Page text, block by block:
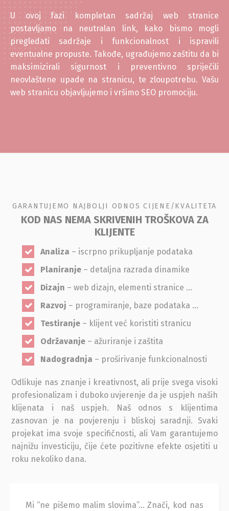
U ovoj fazi kompletan sadržaj web stranice
postavljamo na neutralan link, kako bismo mogli
pregledati sadržaje i funkcionalnost i ispravili
eventualne propuste. Takođe, ugrađujemo zaštitu da bi
maksimizirali sigurnost i preventivno spriječili
neovlaštene upade na stranicu, te zloupotrebu. Vašu
web stranicu objavljujemo i vršimo SEO promociju.
GARANTUJEMO NAJBOLJI ODNOS CIJENE/KVALITETA
KOD NAS NEMA SKRIVENIH TROŠKOVA ZA
KLIJENTE
Analiza – iscrpno prikupljanje podataka
Planiranje– detaljna razrada dinamike
Dizajn – web dizajn, elementi stranice …
Razvoj – programiranje, baze podataka …
Testiranje– klijent već koristiti stranicu
Održavanje– ažuriranje i zaštita
Nadogradnja – proširivanje funkcionalnosti
Odlikuje nas znanje i kreativnost, ali prije svega visoki
profesionalizam i duboko uvjerenje da je uspjeh naših
klijenata i naš uspjeh. Naš odnos s klijentima
zasnovan je na povjerenju i bliskoj saradnji. Svaki
projekat ima svoje specifičnosti, ali Vam garantujemo
najnižu investiciju, čije ćete pozitivne efekte osjetiti u
roku nekoliko dana.
Mi “ne pišemo malim slovima”… Znači, kod nas